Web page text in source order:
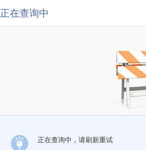
正在查询中
正在查询中，请刷新重试